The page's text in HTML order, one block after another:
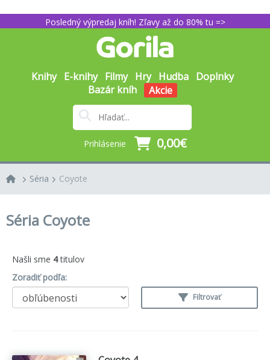
Posledný výpredaj kníh! Zľavy až do 80% tu =>
Knihy E-knihy Filmy Hry Hudba Doplnky
Bazár kníh
Akcie
Prihlásenie 0,00€
Séria Coyote
Séria Coyote
Našli sme 4titulov
Zoradiť podľa:
Filtrovať